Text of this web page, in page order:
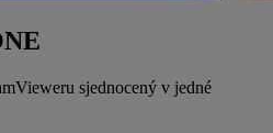
sjednocený v jedné